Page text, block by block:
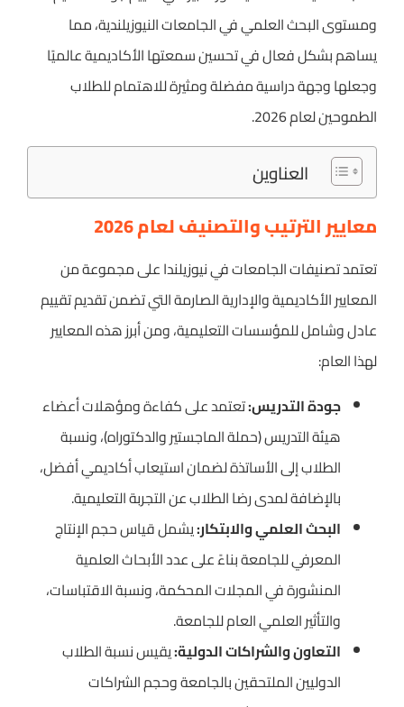
ومستوى البحث العلمي في الجامعات النيوزيلندية، مما
يساهم بشكل فعال في تحسين سمعتها الأكاديمية عالميًا
وجعلها وجهة دراسية مفضلة ومثيرة للاهتمام للطلاب
الطموحين لعام 2026.
العناوين
معايير الترتيب والتصنيف لعام 2026
تعتمد تصنيفات الجامعات في نيوزيلندا على مجموعة من
المعايير الأكاديمية والإدارية الصارمة التي تضمن تقديم تقييم
عادل وشامل للمؤسسات التعليمية، ومن أبرز هذه المعايير
لهذا العام:
جودة التدريس:تعتمد على كفاءة ومؤهلات أعضاء
هيئة التدريس (حملة الماجستير والدكتوراه)، ونسبة
الطلاب إلى الأساتذة لضمان استيعاب أكاديمي أفضل،
بالإضافة لمدى رضا الطلاب عن التجربة التعليمية.
البحث العلمي والابتكار:يشمل قياس حجم الإنتاج
المعرفي للجامعة بناءً على عدد الأبحاث العلمية
المنشورة في المجلات المحكمة، ونسبة الاقتباسات،
والتأثير العلمي العام للجامعة.
التعاون والشراكات الدولية:يقيس نسبة الطلاب
الدوليين الملتحقين بالجامعة وحجم الشراكات